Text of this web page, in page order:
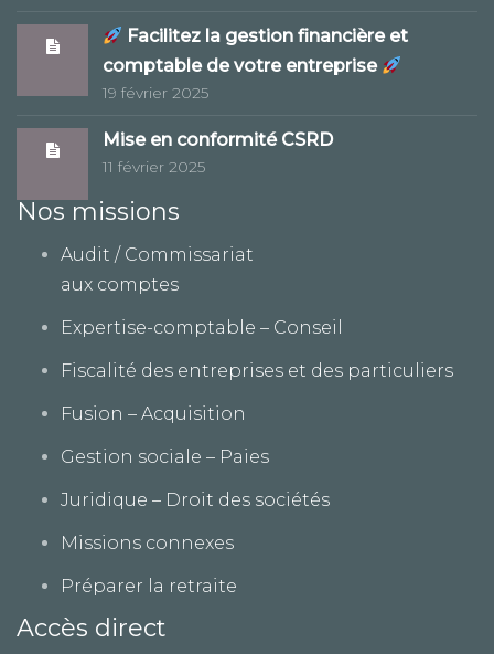
Facilitez la gestion financière et
comptable de votre entreprise
19 février 2025
Mise en conformité CSRD
11 février 2025
Nos missions
Audit / Commissariat
aux comptes
Expertise-comptable – Conseil
Fiscalité des entreprises et des particuliers
Fusion – Acquisition
Gestion sociale – Paies
Juridique – Droit des sociétés
Missions connexes
Préparer la retraite
Accès direct